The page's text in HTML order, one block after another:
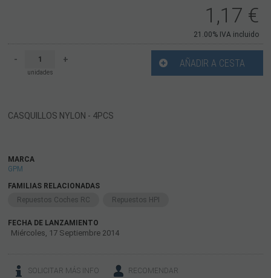
1,17 €
21.00% IVA incluido
-
unidades
+ AÑADIR A CESTA
CASQUILLOS NYLON - 4PCS
MARCA
GPM
FAMILIAS RELACIONADAS
Repuestos Coches RC
Repuestos HPI
FECHA DE LANZAMIENTO
Miércoles, 17 Septiembre 2014
SOLICITAR MÁS INFO RECOMENDAR